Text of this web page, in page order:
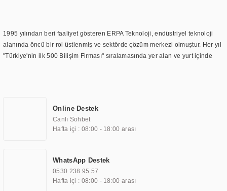
1995 yılından beri faaliyet gösteren ERPA Teknoloji, endüstriyel teknoloji
alanında öncü bir rol üstlenmiş ve sektörde çözüm merkezi olmuştur. Her yıl
"Türkiye'nin ilk 500 Bilişim Firması" sıralamasında yer alan ve yurt içinde
TOCHI markası altında kendi ürettiği ürünlerde kullanmıştır. Günümüzde
TOCHI; videowall, digital signage, kiosk, totem, akıllı durak ekranı, araç içi
ekran, asansör ekranı, digital menüboard, marin ekran, medikal ekran,
ekranları, endüstriyel ekranlar, kapı önü bilgi ekranları, panel PC,
endüstriyel Panel PC, mini PC, endüstriyel mini PC ve akıllı bina sistemleri
gibi çözümleri 4.5" ile 110” boyutları arasında üretebilirken, ayrıca standart
Online Destek
Canlı Sohbet
Hafta içi : 08:00 - 18:00 arası
WhatsApp Destek
0530 238 95 57
Hafta içi : 08:00 - 18:00 arası